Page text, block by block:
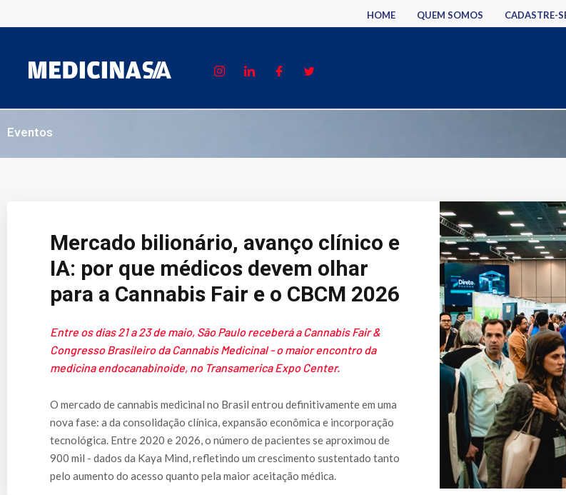
HOME QUEM SOMOS CADASTRE-
Eventos
Mercado bilionário, avanço clínico e
IA: por que médicos devem olhar
para a Cannabis Fair e o CBCM 2026
Entre os dias 21 a 23 de maio, São Paulo receberá a Cannabis Fair &
Congresso Brasileiro da Cannabis Medicinal - o maior encontro da
medicina endocanabinoide, no Transamerica Expo Center.
O mercado de cannabis medicinal no Brasil entrou definitivamente em uma
nova fase: a da consolidação clínica, expansão econômica e incorporação
tecnológica. Entre 2020 e 2026, o número de pacientes se aproximou de
900 mil - dados da Kaya Mind, refletindo um crescimento sustentado tanto
pelo aumento do acesso quanto pela maior aceitação médica.